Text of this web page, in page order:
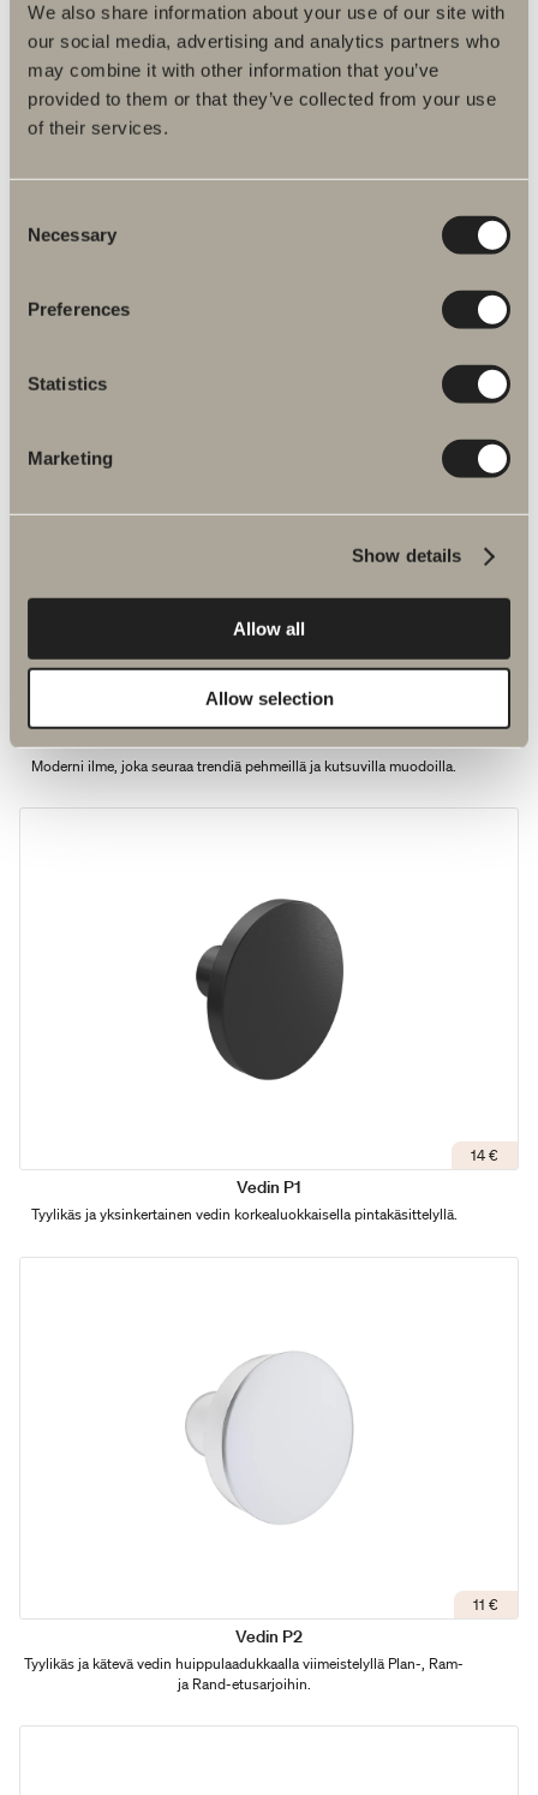
We also share information about your use of our site with
our social media, advertising and analytics partners who
may combine it with other information that you’ve
provided to them or that they’ve collected from your use
of their services.
Selection
Necessary
Preferences
Statistics
Marketing
Show details
Allow all
Allow selection
14 €
Moderni ilme, joka seuraa trendiä pehmeillä ja kutsuvilla muodoilla.
Moderni ilme, joka seuraa trendiä pehmeillä ja kutsuvilla muodoilla.
14 €
Vedin P1
Tyylikäs ja yksinkertainen vedin korkealuokkaisella pintakäsittelyllä.
11 €
Vedin P2
Tyylikäs ja kätevä vedin huippulaadukkaalla viimeistelyllä Plan-, Ram-
ja Rand-etusarjoihin.